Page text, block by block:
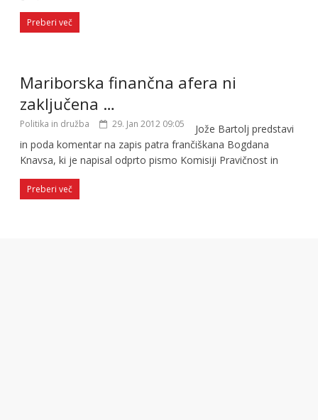
Preberi več
Mariborska finančna afera ni
zaključena …
Politika in družba 29. Jan 2012 09:05
Jože Bartolj predstavi
in poda komentar na zapis patra frančiškana Bogdana
Knavsa, ki je napisal odprto pismo Komisiji Pravičnost in
Preberi več